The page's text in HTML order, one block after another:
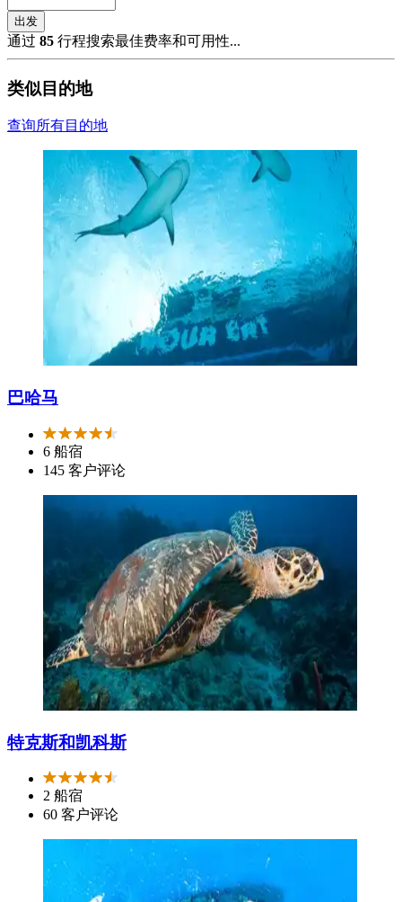
出发
通过 85 行程搜索最佳费率和可用性...
类似目的地
查询所有目的地
巴哈马
6 船宿
145 客户评论
特克斯和凯科斯
2 船宿
60 客户评论